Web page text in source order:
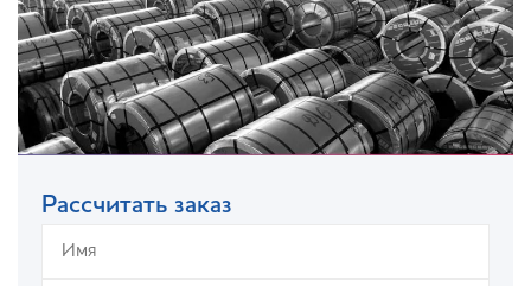
Рассчитать заказ